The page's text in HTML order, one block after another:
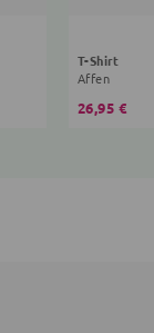
T-Shirt
Affen
26,95 €